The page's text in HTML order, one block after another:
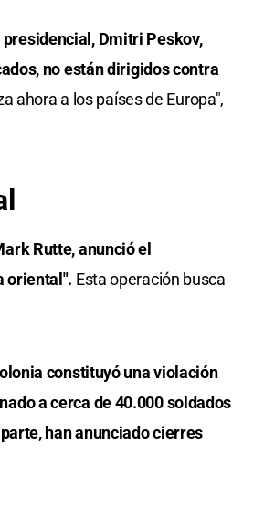
Dmitri Peskov,
no están dirigidos contra
ahora a los países de Europa",
Rutte, anunció el
oriental". Esta operación busca
constituyó una violación
a cerca de 40.000 soldados
han anunciado cierres